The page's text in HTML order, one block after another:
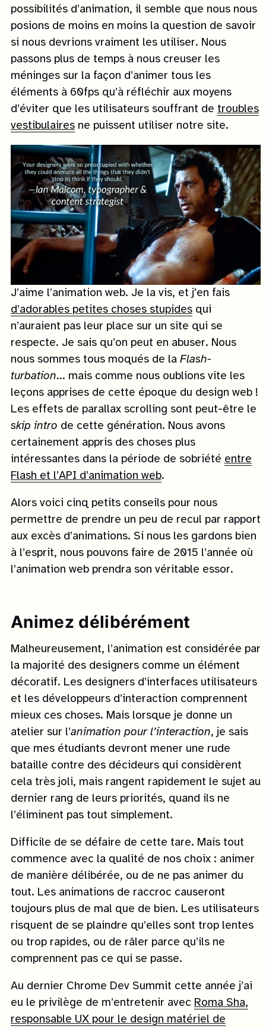
possibilités d’animation, il semble que nous nous
posions de moins en moins la question de savoir
si nous devrions vraiment les utiliser. Nous
passons plus de temps à nous creuser les
méninges sur la façon d’animer tous les
éléments à 60fps qu’à réfléchir aux moyens
d’éviter que les utilisateurs souffrant de troubles
vestibulairesne puissent utiliser notre site.
J’aime l’animation web. Je la vis, et j'en fais
d’adorables petites choses stupidesqui
n’auraient pas leur place sur un site qui se
respecte. Je sais qu’on peut en abuser. Nous
nous sommes tous moqués de la Flash-
turbation... mais comme nous oublions vite les
leçons apprises de cette époque du design web !
Les effets de parallax scrolling sont peut-être le
skip intro de cette génération. Nous avons
certainement appris des choses plus
intéressantes dans la période de sobriété entre
Flash et l’API d’animation web.
Alors voici cinq petits conseils pour nous
permettre de prendre un peu de recul par rapport
aux excès d’animations. Si nous les gardons bien
à l’esprit, nous pouvons faire de 2015 l’année où
l’animation web prendra son véritable essor.
Animez délibérément
Malheureusement, l’animation est considérée par
la majorité des designers comme un élément
décoratif. Les designers d’interfaces utilisateurs
et les développeurs d’interaction comprennent
mieux ces choses. Mais lorsque je donne un
atelier sur l’animation pour l’interaction, je sais
que mes étudiants devront mener une rude
bataille contre des décideurs qui considèrent
cela très joli, mais rangent rapidement le sujet au
dernier rang de leurs priorités, quand ils ne
l’éliminent pas tout simplement.
Difficile de se défaire de cette tare. Mais tout
commence avec la qualité de nos choix : animer
de manière délibérée, ou de ne pas animer du
tout. Les animations de raccroc causeront
toujours plus de mal que de bien. Les utilisateurs
risquent de se plaindre qu’elles sont trop lentes
ou trop rapides, ou de râler parce qu’ils ne
comprennent pas ce qui se passe.
Au dernier Chrome Dev Summit cette année j’ai
eu le privilège de m’entretenir avec Roma Sha,
responsable UX pour le design matériel de